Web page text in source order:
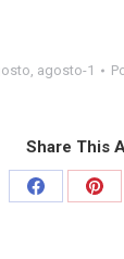
, agosto-1
Share This